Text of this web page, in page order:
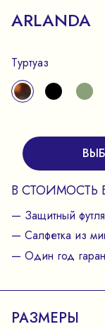
ARLANDA
Туртуаз
В СТОИМОСТЬ
— Защитный
— Салфетка из
— Один год
РАЗМЕРЫ